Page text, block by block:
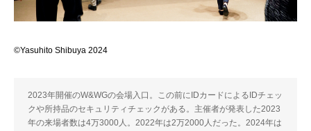
©Yasuhito Shibuya 2024
2023年開催のW&WGの会場入口。この前にIDカードによるIDチェッ
クや所持品のセキュリティチェックがある。主催者が発表した2023
年の来場者数は4万3000人。2022年は2万2000人だった。2024年は